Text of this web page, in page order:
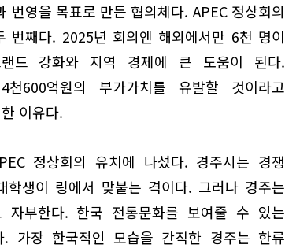
번영을 목표로 만든 협의체다. APEC 정상회의
번째다. 2025년 회의엔 해외에서만 6천 명이
드 강화와 지역 경제에 큰 도움이 된다.
600억원의 부가가치를 유발할 것이라고
이유다.
정상회의 유치에 나섰다. 경주시는 경쟁
생이 링에서 맞붙는 격이다. 그러나 경주는
자부한다. 한국 전통문화를 보여줄 수 있는
가장 한국적인 모습을 간직한 경주는 한류